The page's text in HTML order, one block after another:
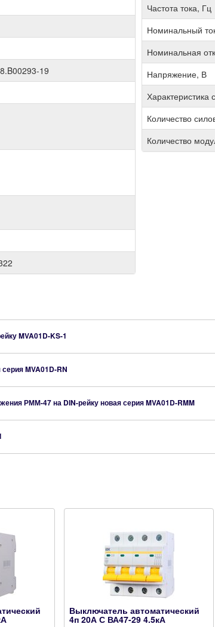
19
Частота тока, Гц
Номинальный
Номинальная
Напряжение, В
Характеристика
Количество
Количество
MVA01D-KS-1
серияMVA01D-RN
РММ-47 на DIN-рейку новая серияMVA01D-RMM
Выключатель автоматический
4п 20А С ВА47-29 4.5кА